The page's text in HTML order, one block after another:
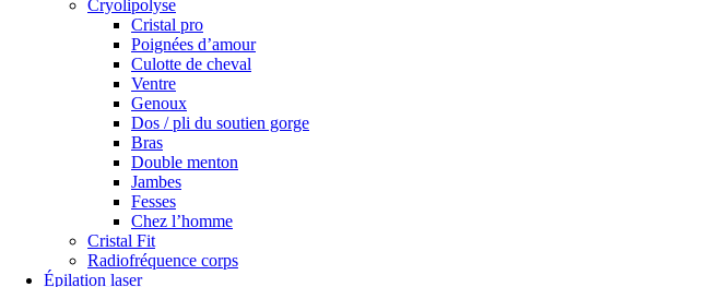
Cryolipolyse
Cristal pro
Poignées d’amour
Culotte de cheval
Ventre
Genoux
Dos / pli du soutien gorge
Bras
Double menton
Jambes
Fesses
Chez l’homme
Cristal Fit
Radiofréquence corps
Épilation laser